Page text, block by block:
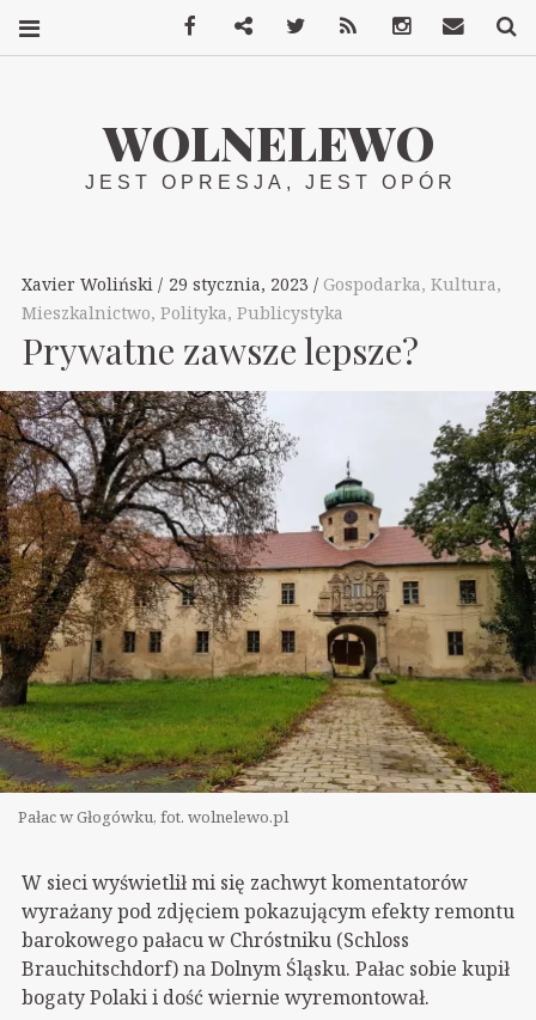
WOLNELEWO
JEST OPRESJA, JEST OPÓR
Xavier Woliński 29 stycznia, 2023 Gospodarka, Kultura,
Mieszkalnictwo, Polityka, Publicystyka
Prywatne zawsze lepsze?
Pałac w Głogówku, fot. wolnelewo.pl
W sieci wyświetlił mi się zachwyt komentatorów
wyrażany pod zdjęciem pokazującym efekty remontu
barokowego pałacu w Chróstniku (Schloss
Brauchitschdorf) na Dolnym Śląsku. Pałac sobie kupił
bogaty Polaki i dość wiernie wyremontował.
FacebookMastodonTwitter InstagramKontakt